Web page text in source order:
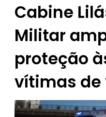
Cabine
Militar
proteção
vítimas de